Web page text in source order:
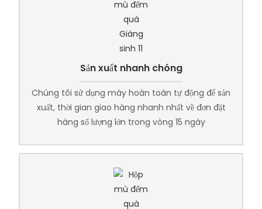
Sản xuất nhanh chóng
Chúng tôi sử dụng máy hoàn toàn tự động để sản
xuất, thời gian giao hàng nhanh nhất về đơn đặt
hàng số lượng lớn trong vòng 15 ngày